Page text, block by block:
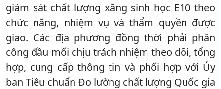
giám sát chất lượng xăng sinh học E10 theo
chức năng, nhiệm vụ và thẩm quyền được
giao. Các địa phương đồng thời phải phân
công đầu mối chịu trách nhiệm theo dõi, tổng
hợp, cung cấp thông tin và phối hợp với Ủy
ban Tiêu chuẩn Đo lường chất lượng Quốc gia